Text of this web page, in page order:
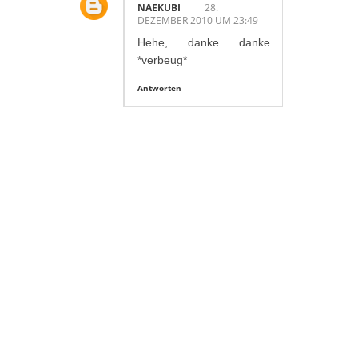
NAEKUBI
28.
DEZEMBER 2010 UM 23:49
Hehe, danke danke
*verbeug*
Antworten